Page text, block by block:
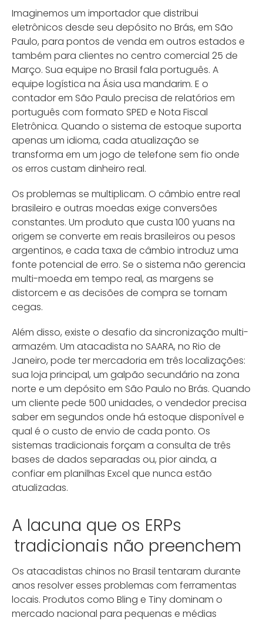
Imaginemos um importador que distribui
eletrônicos desde seu depósito no Brás, em São
Paulo, para pontos de venda em outros estados e
também para clientes no centro comercial 25 de
Março. Sua equipe no Brasil fala português. A
equipe logística na Ásia usa mandarim. E o
contador em São Paulo precisa de relatórios em
português com formato SPED e Nota Fiscal
Eletrônica. Quando o sistema de estoque suporta
apenas um idioma, cada atualização se
transforma em um jogo de telefone sem fio onde
os erros custam dinheiro real.
Os problemas se multiplicam. O câmbio entre real
brasileiro e outras moedas exige conversões
constantes. Um produto que custa 100 yuans na
origem se converte em reais brasileiros ou pesos
argentinos, e cada taxa de câmbio introduz uma
fonte potencial de erro. Se o sistema não gerencia
multi-moeda em tempo real, as margens se
distorcem e as decisões de compra se tornam
cegas.
Além disso, existe o desafio da sincronização multi-
armazém. Um atacadista no SAARA, no Rio de
Janeiro, pode ter mercadoria em três localizações:
sua loja principal, um galpão secundário na zona
norte e um depósito em São Paulo no Brás. Quando
um cliente pede 500 unidades, o vendedor precisa
saber em segundos onde há estoque disponível e
qual é o custo de envio de cada ponto. Os
sistemas tradicionais forçam a consulta de três
bases de dados separadas ou, pior ainda, a
confiar em planilhas Excel que nunca estão
atualizadas.
A lacuna que os ERPs
tradicionais não preenchem
Os atacadistas chinos no Brasil tentaram durante
anos resolver esses problemas com ferramentas
locais. Produtos como Bling e Tiny dominam o
mercado nacional para pequenas e médias